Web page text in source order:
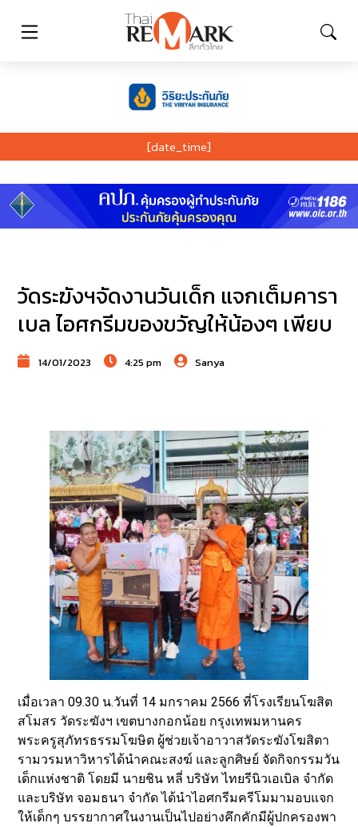
[date_time]
วัดระฆังฯจัดงานวันเด็ก แจกเต็มคารา
เบล ไอศกรีมของขวัญให้น้องๆ เพียบ
14/01/2023 4:25 pm Sanya
เมื่อเวลา 09.30 น.วันที่ 14 มกราคม 2566 ที่โรงเรียนโฆสิต
สโมสร วัดระฆังฯ เขตบางกอกน้อย กรุงเทพมหานคร
พระครูสุภัทรธรรมโฆษิต ผู้ช่วยเจ้าอาวาสวัดระฆังโฆสิตา
รามวรมหาวิหารได้นำคณะสงฆ์ และลูกศิษย์ จัดกิจกรรมวัน
เด็กแห่งชาติ โดยมี นายชิน หลี่ บริษัท ไทยรีนิวเอเบิล จำกัด
และบริษัท จอมธนา จำกัด ได้นำไอศกรีมครีโมมามอบแจก
ให้เด็กๆ บรรยากาศในงานเป็นไปอย่างคึกคักมีผู้ปกครองพา